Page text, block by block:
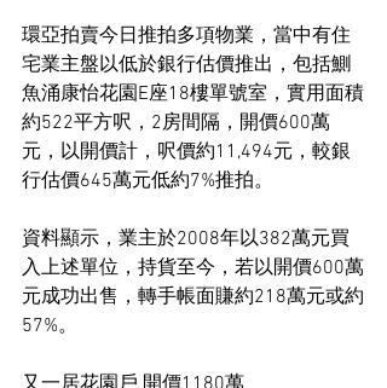
環亞拍賣今日推拍多項物業，當中有住
宅業主盤以低於銀行估價推出，包括鰂
魚涌康怡花園E座18樓單號室，實用面積
約522平方呎，2房間隔，開價600萬
元，以開價計，呎價約11,494元，較銀
行估價645萬元低約7%推拍。
資料顯示，業主於2008年以382萬元買
入上述單位，持貨至今，若以開價600萬
元成功出售，轉手帳面賺約218萬元或約
57%。